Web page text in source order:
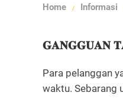
Home Informasi
𝐆𝐀𝐍𝐆𝐆𝐔𝐀𝐍
Para pelanggan
waktu. Sebarang